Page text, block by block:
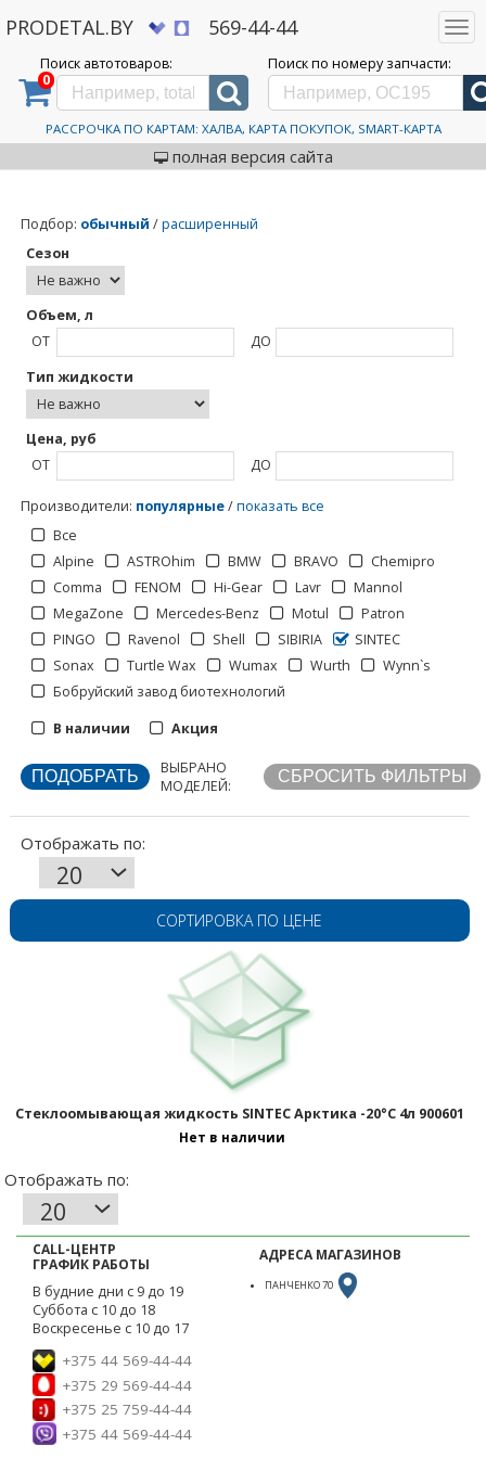
PRODETAL.BY 569-44-44
Поиск автотоваров:
0
Поиск по номеру запчасти:
РАССРОЧКА ПО КАРТАМ: ХАЛВА, КАРТА ПОКУПОК, SMART-КАРТА
полная версия сайта
Дискаунтер автозапчастей PRODETAL.BY > Каталог автотоваров > SINTEC
SINTEC
Подбор: обычный /расширенный
Сезон
Объем, л
ОТ
ДО
Тип жидкости
Цена, руб
ОТ
ДО
Производители: популярные/показать все
Все
Alpine
ASTROhim BMW BRAVO
Chemipro
Comma
FENOM Hi-Gear Lavr
Mannol
MegaZone
Mercedes-Benz Motul
Patron
PINGO
Ravenol Shell SIBIRIA
SINTEC
Sonax
Turtle Wax Wumax Wurth
Wynn`s
Бобруйский завод биотехнологий
В наличии
Акция
ВЫБРАНО
МОДЕЛЕЙ:
Отображать по:
СОРТИРОВКА ПО ЦЕНЕ
Стеклоомывающая жидкость SINTEC Арктика -20°С 4л 900601
Нет в наличии
CALL-ЦЕНТР
ГРАФИК РАБОТЫ
В будние дни с 9 до 19
Суббота с 10 до 18
Воскресенье с 10 до 17
+375 44 569-44-44
+375 29 569-44-44
+375 25 759-44-44
+375 44 569-44-44
АДРЕСА МАГАЗИНОВ
ПАНЧЕНКО 70